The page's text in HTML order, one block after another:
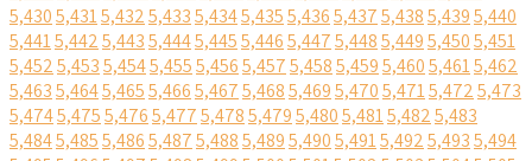
5,4305,4315,4325,4335,4345,4355,4365,4375,4385,4395,440
5,4415,4425,4435,4445,4455,4465,4475,4485,4495,4505,451
5,4525,4535,4545,4555,4565,4575,4585,4595,4605,4615,462
5,4635,4645,4655,4665,4675,4685,4695,4705,4715,4725,473
5,4745,4755,4765,4775,4785,4795,4805,4815,4825,483
5,4845,4855,4865,4875,4885,4895,4905,4915,4925,4935,494